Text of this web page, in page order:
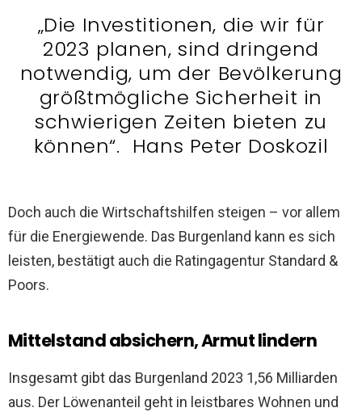
„Die Investitionen, die wir für
2023 planen, sind dringend
notwendig, um der Bevölkerung
größtmögliche Sicherheit in
schwierigen Zeiten bieten zu
können“. Hans Peter Doskozil
Doch auch die Wirtschaftshilfen steigen – vor allem
für die Energiewende. Das Burgenland kann es sich
leisten, bestätigt auch die Ratingagentur Standard &
Poors.
Mittelstand absichern, Armut lindern
Insgesamt gibt das Burgenland 2023 1,56 Milliarden
aus. Der Löwenanteil geht in leistbares Wohnen und